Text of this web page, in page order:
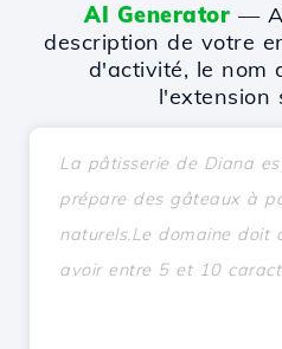
AI Generator —
description de votre
d'activité, le nom
l'extension